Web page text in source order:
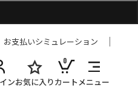
お支払いシミュレーション
ンお気に入り
0
カートメニュー